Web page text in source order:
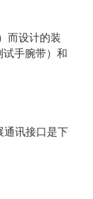
而设计的装
手腕带）和
通讯接口是下